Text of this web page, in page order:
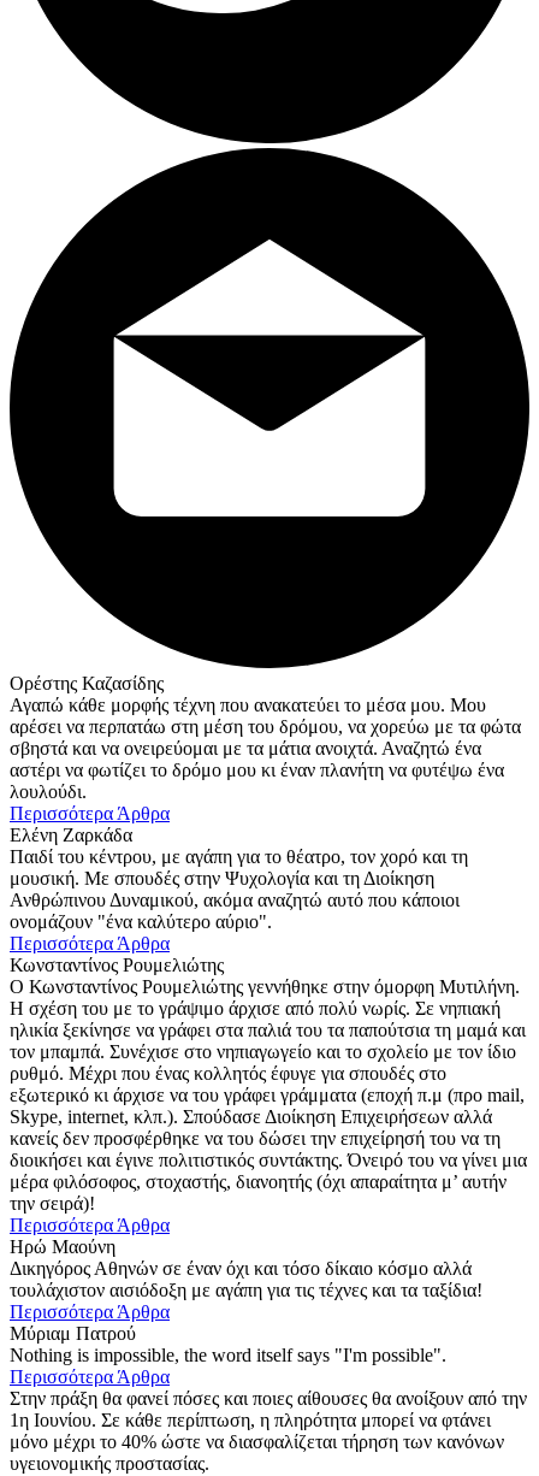
Ορέστης Καζασίδης
Αγαπώ κάθε μορφής τέχνη που ανακατεύει το μέσα μου. Μου
αρέσει να περπατάω στη μέση του δρόμου, να χορεύω με τα φώτα
σβηστά και να ονειρεύομαι με τα μάτια ανοιχτά. Αναζητώ ένα
αστέρι να φωτίζει το δρόμο μου κι έναν πλανήτη να φυτέψω ένα
λουλούδι.
Περισσότερα Άρθρα
Ελένη Ζαρκάδα
Παιδί του κέντρου, με αγάπη για το θέατρο, τον χορό και τη
μουσική. Με σπουδές στην Ψυχολογία και τη Διοίκηση
Ανθρώπινου Δυναμικού, ακόμα αναζητώ αυτό που κάποιοι
ονομάζουν "ένα καλύτερο αύριο".
Περισσότερα Άρθρα
Κωνσταντίνος Ρουμελιώτης
Ο Κωνσταντίνος Ρουμελιώτης γεννήθηκε στην όμορφη Μυτιλήνη.
Η σχέση του με το γράψιμο άρχισε από πολύ νωρίς. Σε νηπιακή
ηλικία ξεκίνησε να γράφει στα παλιά του τα παπούτσια τη μαμά και
τον μπαμπά. Συνέχισε στο νηπιαγωγείο και το σχολείο με τον ίδιο
ρυθμό. Μέχρι που ένας κολλητός έφυγε για σπουδές στο
εξωτερικό κι άρχισε να του γράφει γράμματα (εποχή π.μ (προ mail,
Skype, internet, κλπ.). Σπούδασε Διοίκηση Επιχειρήσεων αλλά
κανείς δεν προσφέρθηκε να του δώσει την επιχείρησή του να τη
διοικήσει και έγινε πολιτιστικός συντάκτης. Όνειρό του να γίνει μια
μέρα φιλόσοφος, στοχαστής, διανοητής (όχι απαραίτητα μ’ αυτήν
την σειρά)!
Περισσότερα Άρθρα
Ηρώ Μαούνη
Δικηγόρος Αθηνών σε έναν όχι και τόσο δίκαιο κόσμο αλλά
τουλάχιστον αισιόδοξη με αγάπη για τις τέχνες και τα ταξίδια!
Περισσότερα Άρθρα
Μύριαμ Πατρού
Nothing is impossible, the word itself says "I'm possible".
Περισσότερα Άρθρα
Στην πράξη θα φανεί πόσες και ποιες αίθουσες θα ανοίξουν από την
1η Ιουνίου. Σε κάθε περίπτωση, η πληρότητα μπορεί να φτάνει
μόνο μέχρι το 40% ώστε να διασφαλίζεται τήρηση των κανόνων
υγειονομικής προστασίας.